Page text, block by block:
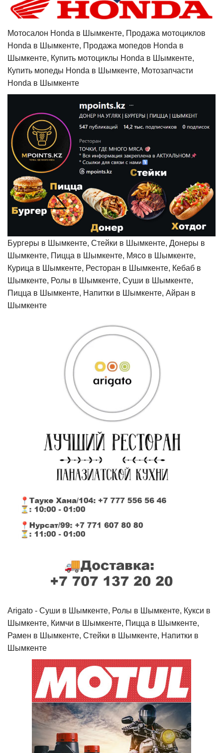
Мотосалон Honda в Шымкенте, Продажа мотоциклов
Honda в Шымкенте, Продажа мопедов Honda в
Шымкенте, Купить мотоциклы Honda в Шымкенте,
Купить мопеды Honda в Шымкенте, Мотозапчасти
Honda в Шымкенте
Бургеры в Шымкенте, Стейки в Шымкенте, Донеры в
Шымкенте, Пицца в Шымкенте, Мясо в Шымкенте,
Курица в Шымкенте, Ресторан в Шымкенте, Кебаб в
Шымкенте, Ролы в Шымкенте, Суши в Шымкенте,
Пицца в Шымкенте, Напитки в Шымкенте, Айран в
Шымкенте
Arigato - Cуши в Шымкенте, Ролы в Шымкенте, Кукси в
Шымкенте, Кимчи в Шымкенте, Пицца в Шымкенте,
Рамен в Шымкенте, Стейки в Шымкенте, Напитки в
Шымкенте